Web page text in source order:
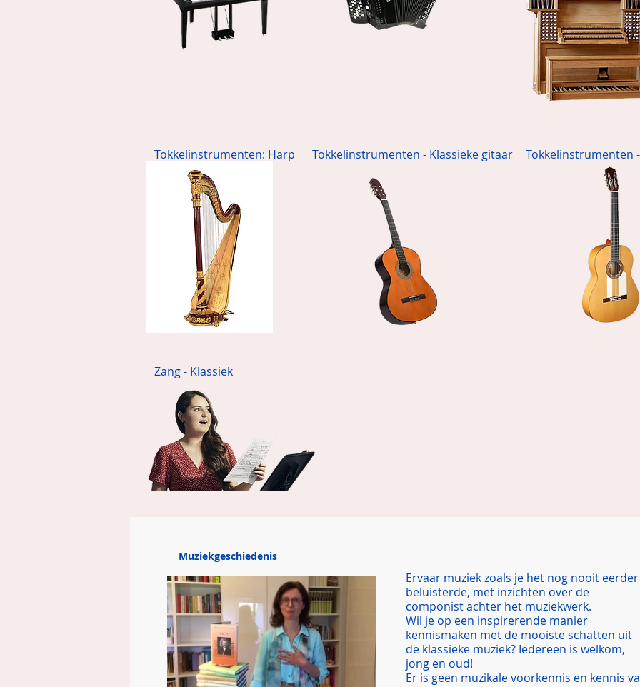
Tokkelinstrumenten: Harp Tokkelinstrumenten - Klassieke gitaar Tokkelinstrumenten
Zang - Klassiek
Muziekgeschiedenis
Ervaar muziek zoals je het nog nooit eerder
beluisterde, met inzichten over de
componist achter het muziekwerk.
Wil je op een inspirerende manier
kennismaken met de mooiste schatten uit
de klassieke muziek? Iedereen is welkom,
jong en oud!
Er is geen muzikale voorkennis en kennis